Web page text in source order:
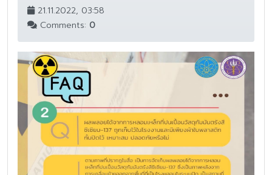
21.11.2022, 03:58
Comments: 0